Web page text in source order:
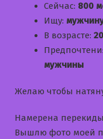
Сейчас: 800
Ищу:
В возрасте:
мужчины
Желаю чтобы
Намерена
Вышлю фото моей